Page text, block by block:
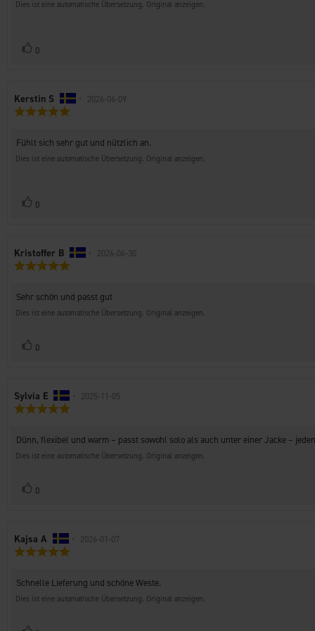
Dies ist eine automatische Übersetzung. Original anzeigen.
Stimme
0
Autor
der
Kerstin S • Bewertungsdatum:
2026-06-09
5
Sternen
Rezensionstext:
Fühlt sich sehr gut und nützlich an.
Dies ist eine automatische Übersetzung. Original anzeigen.
Stimme
0
Autor
der
Kristoffer B • Bewertungsdatum:
2026-06-30
5
Sternen
Rezensionstext:
Sehr schön und passt gut
Dies ist eine automatische Übersetzung. Original anzeigen.
Stimme
0
Autor
der
Sylvia E • Bewertungsdatum:
2025-11-05
5
Sternen
Rezensionstext:
Dünn, flexibel und warm – passt sowohl solo als auch unter einer Jacke –
Dies ist eine automatische Übersetzung. Original anzeigen.
Stimme
0
Autor
der
Kajsa A • Bewertungsdatum:
2026-01-07
5
Sternen
Rezensionstext:
Schnelle Lieferung und schöne Weste.
Dies ist eine automatische Übersetzung. Original anzeigen.